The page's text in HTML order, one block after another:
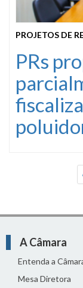
PROJETOS DE
PRs
A Câmara
Entenda a
Mesa Diretora